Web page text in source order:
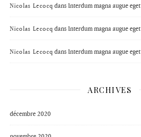
Nicolas Lecocq dansInterdum magna augue eget
Nicolas Lecocq dansInterdum magna augue eget
Nicolas Lecocq dansInterdum magna augue eget
ARCHIVES
décembre 2020